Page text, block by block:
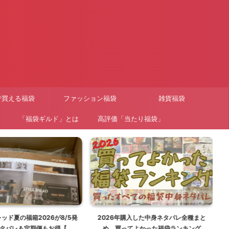
える福袋 ファッション福袋 雑貨福袋
「福袋ギルド」とは 高評価「当たり福袋」
ド夏の福箱2026が8/5発
2026年購入した中身ネタバレ全種まと